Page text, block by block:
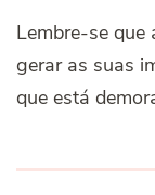
Lembre-se
gerar as suas
que está